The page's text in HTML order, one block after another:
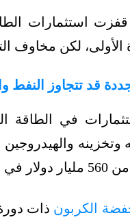
الأولى، لكن مخاوف
تتجاوز النفط والغاز في
في الطاقة
الكربون ذات